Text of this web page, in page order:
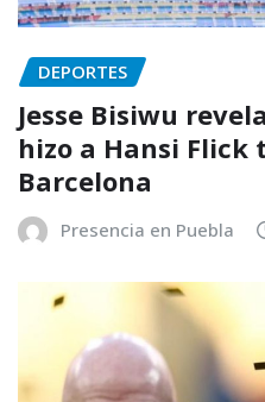
DEPORTES
Jesse Bisiwu
hizo a Hansi Flick
Barcelona
Presencia en Puebla